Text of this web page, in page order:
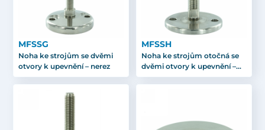
MFSSG
Noha ke strojům se dvěmi
otvory k upevnění – nerez
MFSSH
Noha ke strojům otočná se
dvěmi otvory k upevnění –
nerez